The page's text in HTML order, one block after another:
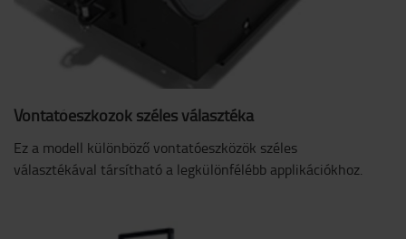
Vontatóeszközök széles választéka
Ez a modell különböző vontatóeszközök széles
választékával társítható a legkülönfélébb applikációkhoz.